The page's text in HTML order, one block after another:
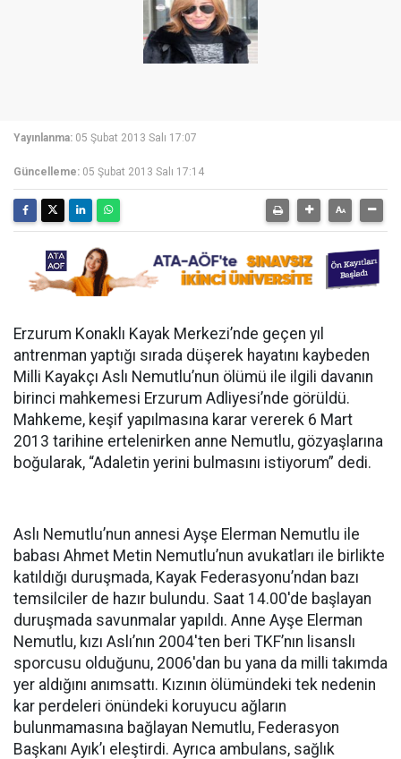
Yayınlanma: 05 Şubat 2013 Salı 17:07
Güncelleme: 05 Şubat 2013 Salı 17:14
Erzurum Konaklı Kayak Merkezi’nde geçen yıl
antrenman yaptığı sırada düşerek hayatını kaybeden
Milli Kayakçı Aslı Nemutlu’nun ölümü ile ilgili davanın
birinci mahkemesi Erzurum Adliyesi’nde görüldü.
Mahkeme, keşif yapılmasına karar vererek 6 Mart
2013 tarihine ertelenirken anne Nemutlu, gözyaşlarına
boğularak, “Adaletin yerini bulmasını istiyorum” dedi.
Aslı Nemutlu’nun annesi Ayşe Elerman Nemutlu ile
babası Ahmet Metin Nemutlu’nun avukatları ile birlikte
katıldığı duruşmada, Kayak Federasyonu’ndan bazı
temsilciler de hazır bulundu. Saat 14.00'de başlayan
duruşmada savunmalar yapıldı. Anne Ayşe Elerman
Nemutlu, kızı Aslı’nın 2004'ten beri TKF’nın lisanslı
sporcusu olduğunu, 2006'dan bu yana da milli takımda
yer aldığını anımsattı. Kızının ölümündeki tek nedenin
kar perdeleri önündeki koruyucu ağların
bulunmamasına bağlayan Nemutlu, Federasyon
Başkanı Ayık’ı eleştirdi. Ayrıca ambulans, sağlık